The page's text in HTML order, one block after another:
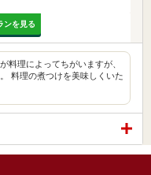
ンを見る
料理によってちがいますが、
料理の煮つけを美味しくいた